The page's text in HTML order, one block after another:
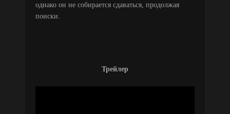
однако он не собирается сдаваться, продолжая
поиски.
Трейлер